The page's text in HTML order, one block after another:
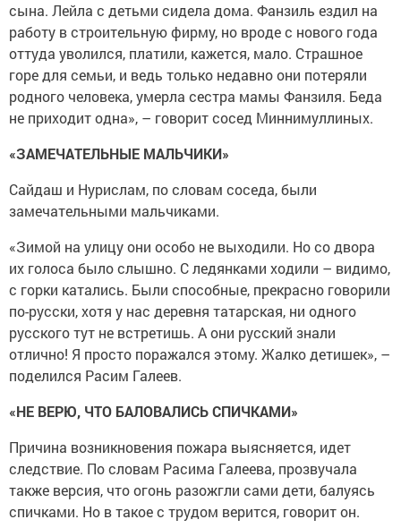
сына. Лейла с детьми сидела дома. Фанзиль ездил на
работу в строительную фирму, но вроде с нового года
оттуда уволился, платили, кажется, мало. Страшное
горе для семьи, и ведь только недавно они потеряли
родного человека, умерла сестра мамы Фанзиля. Беда
не приходит одна», – говорит сосед Миннимуллиных.
«ЗАМЕЧАТЕЛЬНЫЕ МАЛЬЧИКИ»
Сайдаш и Нурислам, по словам соседа, были
замечательными мальчиками.
«Зимой на улицу они особо не выходили. Но со двора
их голоса было слышно. С ледянками ходили – видимо,
с горки катались. Были способные, прекрасно говорили
по-русски, хотя у нас деревня татарская, ни одного
русского тут не встретишь. А они русский знали
отлично! Я просто поражался этому. Жалко детишек», –
поделился Расим Галеев.
«НЕ ВЕРЮ, ЧТО БАЛОВАЛИСЬ СПИЧКАМИ»
Причина возникновения пожара выясняется, идет
следствие. По словам Расима Галеева, прозвучала
также версия, что огонь разожгли сами дети, балуясь
спичками. Но в такое с трудом верится, говорит он.